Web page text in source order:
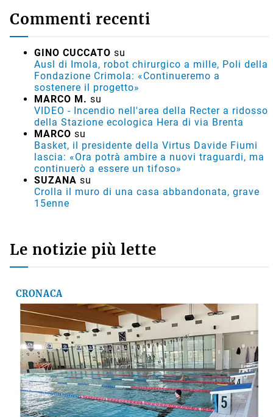
Commenti recenti
GINO CUCCATO su
Ausl di Imola, robot chirurgico a mille, Poli della
Fondazione Crimola: «Continueremo a
sostenere il progetto»
MARCO M. su
VIDEO - Incendio nell'area della Recter a ridosso
della Stazione ecologica Hera di via Brenta
MARCO su
Basket, il presidente della Virtus Davide Fiumi
lascia: «Ora potrà ambire a nuovi traguardi, ma
continuerò a essere un tifoso»
SUZANA su
Crolla il muro di una casa abbandonata, grave
15enne
Le notizie più lette
CRONACA